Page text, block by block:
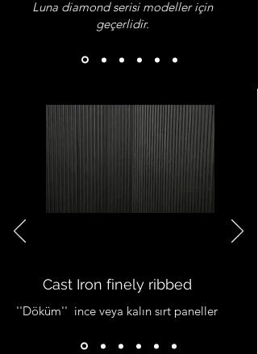
Luna diamond serisi modeller için
geçerlidir.
Cast Iron finely ribbed
''Döküm'' ince veya kalın sırt paneller